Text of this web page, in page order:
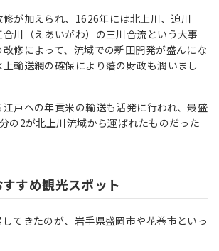
が加えられ、1626年には北上川、迫川
合川（えあいがわ）の三川合流という大事
修によって、流域での新田開発が盛んにな
輸送網の確保により藩の財政も潤いまし
戸への年貢米の輸送も活発に行われ、最盛
の2が北上川流域から運ばれたものだった
すめ観光スポット
てきたのが、岩手県盛岡市や花巻市といっ